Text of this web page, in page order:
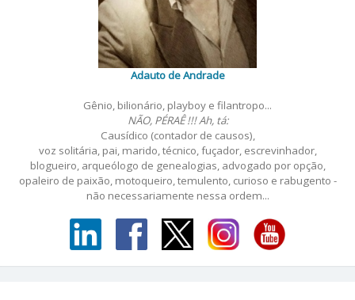
Adauto de Andrade
Gênio, bilionário, playboy e filantropo...
NÃO, PÉRAÊ !!! Ah, tá:
Causídico (contador de causos),
voz solitária, pai, marido, técnico, fuçador, escrevinhador,
blogueiro, arqueólogo de genealogias, advogado por opção,
opaleiro de paixão, motoqueiro, temulento, curioso e rabugento -
não necessariamente nessa ordem...